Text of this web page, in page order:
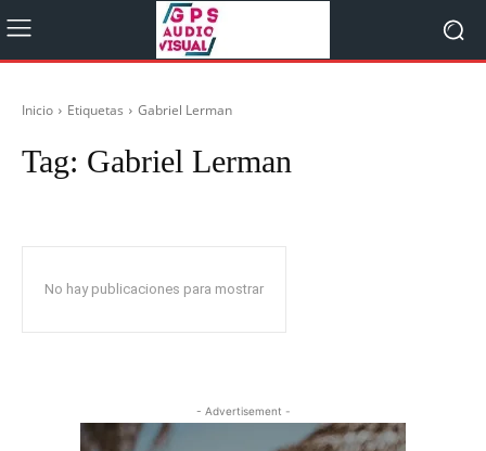
Inicio Etiquetas Gabriel Lerman
Tag: Gabriel Lerman
No hay publicaciones para mostrar
- Advertisement -